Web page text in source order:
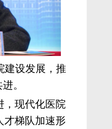
建设发展，推
。
，现代化医院
才梯队加速形